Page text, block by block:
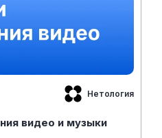
Нетология
видео и музыки